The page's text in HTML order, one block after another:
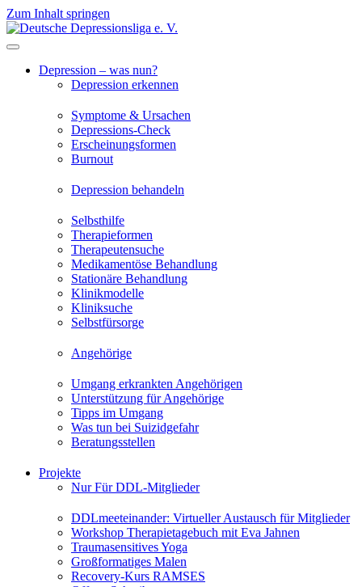
Zum Inhalt springen
Depression – was nun?
Depression erkennen
Symptome & Ursachen
Depressions-Check
Erscheinungsformen
Burnout
Depression behandeln
Selbsthilfe
Therapieformen
Therapeutensuche
Medikamentöse Behandlung
Stationäre Behandlung
Klinikmodelle
Kliniksuche
Selbstfürsorge
Angehörige
Umgang erkrankten Angehörigen
Unterstützung für Angehörige
Tipps im Umgang
Was tun bei Suizidgefahr
Beratungsstellen
Projekte
Nur Für DDL-Mitglieder
DDLmeeteinander: Virtueller Austausch für Mitglieder
Workshop Therapietagebuch mit Eva Jahnen
Traumasensitives Yoga
Großformatiges Malen
Recovery-Kurs RAMSES